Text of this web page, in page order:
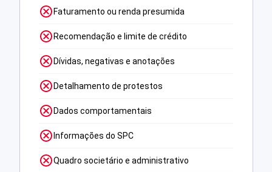
Faturamento ou renda presumida
Recomendação e limite de crédito
Dívidas, negativas e anotações
Detalhamento de protestos
Dados comportamentais
Informações do SPC
Quadro societário e administrativo